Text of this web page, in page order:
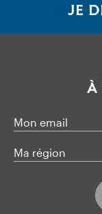
JE
À
Mon email
Ma région